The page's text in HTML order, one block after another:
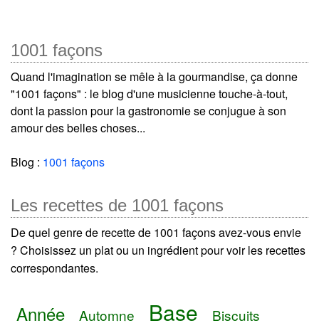
1001 façons
Quand l'imagination se mêle à la gourmandise, ça donne
"1001 façons" : le blog d'une musicienne touche-à-tout,
dont la passion pour la gastronomie se conjugue à son
amour des belles choses...
Blog : 1001 façons
Les recettes de 1001 façons
De quel genre de recette de 1001 façons avez-vous envie
? Choisissez un plat ou un ingrédient pour voir les recettes
correspondantes.
Année Automne Base Biscuits